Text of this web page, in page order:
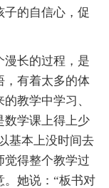
子的自信心，促
长的过程，是
，有着太多的体
教学中学习、
数学课上得上少
基本上没时间去
觉得整个教学过
。她说：“板书对